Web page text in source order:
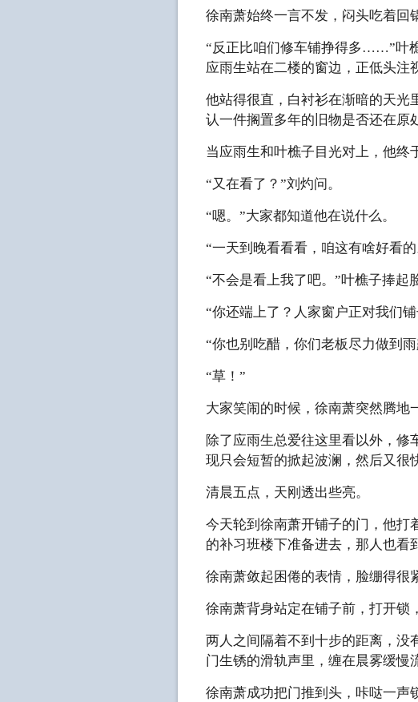
徐南萧始终一言不发，闷头吃着回
“反正比咱们修车铺挣得多……”叶
应雨生站在二楼的窗边，正低头注
他站得很直，白衬衫在渐暗的天光
认一件搁置多年的旧物是否还在原
当应雨生和叶樵子目光对上，他终
“又在看了？”刘灼问。
“嗯。”大家都知道他在说什么。
“一天到晚看看看，咱这有啥好看的
“不会是看上我了吧。”叶樵子捧起
“你还端上了？人家窗户正对我们
“你也别吃醋，你们老板尽力做到
“草！”
大家笑闹的时候，徐南萧突然腾地
除了应雨生总爱往这里看以外，修
现只会短暂的掀起波澜，然后又很
清晨五点，天刚透出些亮。
今天轮到徐南萧开铺子的门，他打
的补习班楼下准备进去，那人也看
徐南萧敛起困倦的表情，脸绷得很
徐南萧背身站定在铺子前，打开锁
两人之间隔着不到十步的距离，没
门生锈的滑轨声里，缠在晨雾缓慢
徐南萧成功把门推到头，咔哒一声